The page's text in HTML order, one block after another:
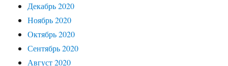
Декабрь 2020
Ноябрь 2020
Октябрь 2020
Сентябрь 2020
Август 2020